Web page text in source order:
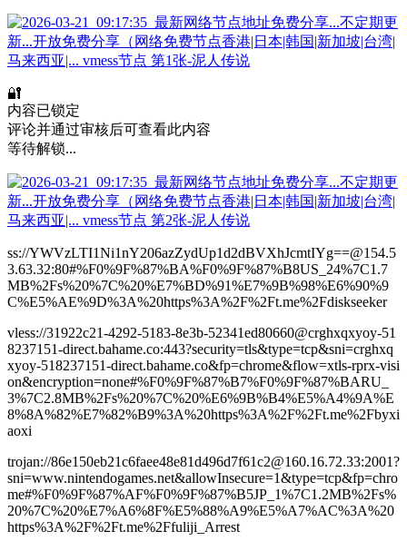
🔐
内容已锁定
评论并通过审核后可查看此内容
等待解锁...
ss://YWVzLTI1Ni1nY206azZydUp1d2dBVXhJcmtIYg==@154.5
3.63.32:80#%F0%9F%87%BA%F0%9F%87%B8US_24%7C1.7
MB%2Fs%20%7C%20%E7%BD%91%E7%9B%98%E6%90%9
C%E5%AE%9D%3A%20https%3A%2F%2Ft.me%2Fdiskseeker
vless://31922c21-4292-5183-8e3b-52341ed80660@crghxqxyoy-51
8237151-direct.bahame.co:443?security=tls&type=tcp&sni=crghxq
xyoy-518237151-direct.bahame.co&fp=chrome&flow=xtls-rprx-visi
on&encryption=none#%F0%9F%87%B7%F0%9F%87%BARU_
3%7C2.8MB%2Fs%20%7C%20%E6%9B%B4%E5%A4%9A%E
8%8A%82%E7%82%B9%3A%20https%3A%2F%2Ft.me%2Fbyxi
aoxi
trojan://86e150eb21c6faee48e81d496d7f61c2@160.16.72.33:2001?
sni=www.nintendogames.net&allowInsecure=1&type=tcp&fp=chro
me#%F0%9F%87%AF%F0%9F%87%B5JP_1%7C1.2MB%2Fs%
20%7C%20%E7%A6%8F%E5%88%A9%E5%A7%AC%3A%20
https%3A%2F%2Ft.me%2Ffuliji_Arrest